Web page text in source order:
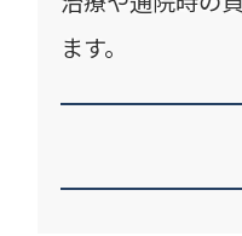
ます。